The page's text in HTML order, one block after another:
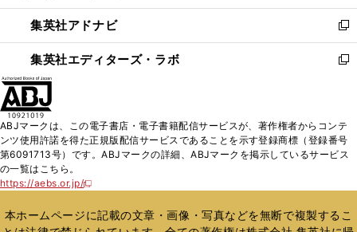
開
く
ウ
で
開
く
ン
ド
ウ
で
ウ
ィ
ン
ド
く
集英社アドナビ
新
し
い
ド
ウ
で
集英社エディターズ・ラボ
新
ィ
ン
ド
開
ABJマークは、この電子書店・電子書籍配信サービスが、著作権者からコンテ
ンツ使用許諾を得た正規版配信サービスであることを示す登録商標（登録番号
第6091713号）です。ABJマークの詳細、ABJマークを掲示しているサービス
の一覧はこちら。
https://aebs.or.jp/
新
い
ウ
本ホームページに記載の文章・画像・写真などを無断で複製するこ